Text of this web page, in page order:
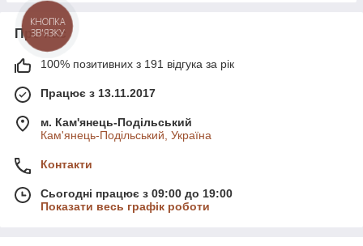
Про нас
100% позитивних з 191 відгука за рік
Працює з 13.11.2017
м. Кам'янець-Подільський
Кам'янець-Подільський, Україна
Контакти
Сьогодні працює з 09:00 до 19:00
Показати весь графік роботи
КНОПКА
ЗВ'ЯЗКУ